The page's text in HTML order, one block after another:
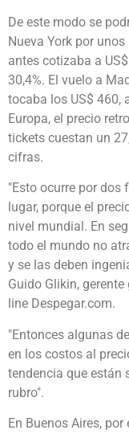
De este modo se
Nueva York por
antes cotizaba a
30,4%. El vuelo a
tocaba los US$ 460,
Europa, el precio
tickets cuestan un
cifras.
"Esto ocurre por dos
lugar, porque el
nivel mundial. En
todo el mundo no
y se las deben
Guido Glikin,
line Despegar.com.
"Entonces algunas
en los costos al
tendencia que están
rubro".
En Buenos Aires,